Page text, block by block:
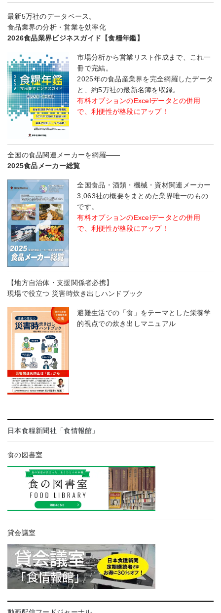
最新5万社のデータベース。
食品業界の分析・営業を効率化
2026食品業界ビジネスガイド【食糧年鑑】
市場分析から営業リスト作成まで、これ一
冊で完結。
2025年の食品産業界を完全網羅したデータ
と、約5万社の最新名簿を収録。
有料オプションのExcelデータとの併用
で、利便性が格段にアップ！
全国の食品関連メーカーを網羅――
2025食品メーカー総覧
全国食品・酒類・機械・資材関連メーカー
3,063社の概要をまとめた業界唯一のもの
です。
有料オプションのExcelデータとの併用
で、利便性が格段にアップ！
【地方自治体・支援関係者必携】
現場で役立つ 災害時炊き出しハンドブック
避難生活での「食」をテーマとした栄養学
的視点での炊き出しマニュアル
日本食糧新聞社「食情報館」
食の図書室
貸会議室